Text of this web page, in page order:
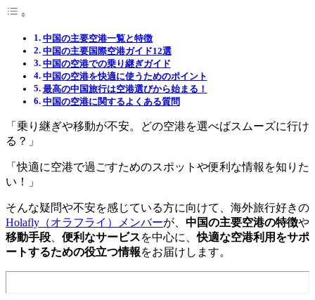
中国の主要空港一覧と特徴
中国の主要国際空港ガイド12選
中国の空港での乗り継ぎガイド
中国の空港を快適に使うためのポイント
最高の中国旅行は空港選びから始まる！
中国の空港に関するよくある質問
「乗り継ぎや移動が不安。どの空港を選べばスムーズに行け
る？」
「快適に空港で過ごすためのスポットや便利な情報を知りた
い！」
そんな疑問や不安を感じている方に向けて、海外旅行好きの
Holafly（オラフライ）メンバーが、 中国の主要空港の特徴や
移動手段
便利なサービスを中心に、快適な空港利用をサポ
ートするための役立つ情報をお届けします。